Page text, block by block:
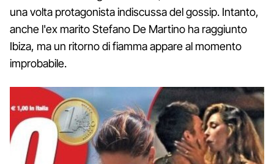
una volta protagonista indiscussa del gossip. Intanto,
anche l'ex marito Stefano De Martino ha raggiunto
Ibiza, ma un ritorno di fiamma appare al momento
improbabile.